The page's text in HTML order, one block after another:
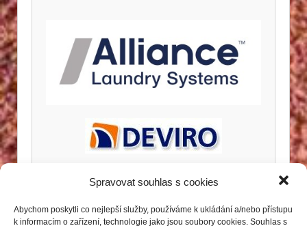
Spravovat souhlas s cookies
Abychom poskytli co nejlepší služby, používáme k ukládání a/nebo přístupu
k informacím o zařízení, technologie jako jsou soubory cookies. Souhlas s